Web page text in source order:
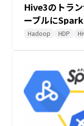
Hive3のトラ
ーブルに
Warehouse
Hadoop HDP